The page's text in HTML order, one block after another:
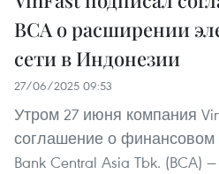
BCA о расширении
сети в Индонезии
27/06/2025 09:53
Утром 27 июня компания
соглашение о финансовом
Bank Central Asia Tbk.